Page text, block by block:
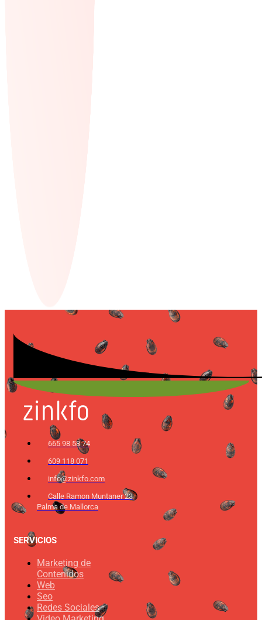
665 98 58 74
609 118 071
info@zinkfo.com
Calle Ramon Muntaner 23
Palma de Mallorca
SERVICIOS
Marketing de
Contenidos
Web
Seo
Redes Sociales